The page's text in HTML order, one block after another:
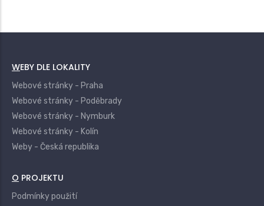
WEBY DLE LOKALITY
Webové stránky - Praha
Webové stránky - Poděbrady
Webové stránky - Nymburk
Webové stránky - Kolín
Weby - Česká republika
O PROJEKTU
Podmínky použití